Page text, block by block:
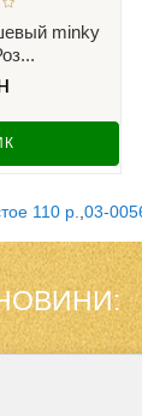
minky
110 р. 03-